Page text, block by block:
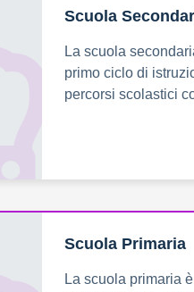
Scuola
La scuola
primo ciclo di
percorsi scolastici
Scuola Primaria
La scuola primaria